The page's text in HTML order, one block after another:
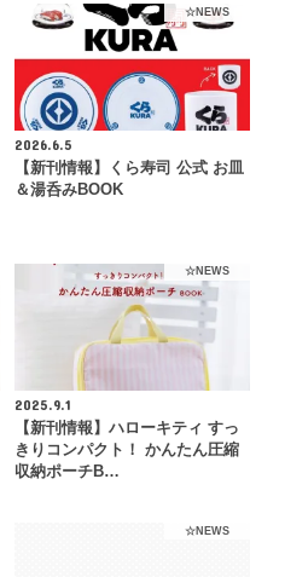
☆NEWS
2026.6.5
【新刊情報】くら寿司 公式 お皿
＆湯呑みBOOK
☆NEWS
2025.9.1
【新刊情報】ハローキティ すっ
きりコンパクト！ かんたん圧縮
収納ポーチB…
☆NEWS